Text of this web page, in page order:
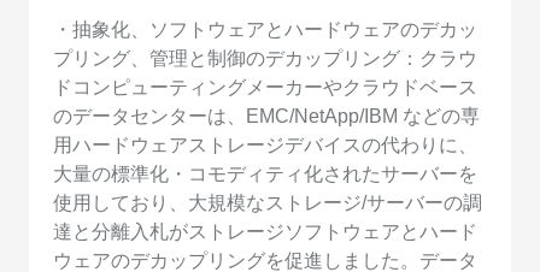
・抽象化、ソフトウェアとハードウェアのデカッ
プリング、管理と制御のデカップリング：クラウ
ドコンピューティングメーカーやクラウドベース
のデータセンターは、EMC/NetApp/IBM などの専
用ハードウェアストレージデバイスの代わりに、
大量の標準化・コモディティ化されたサーバーを
使用しており、大規模なストレージ/サーバーの調
達と分離入札がストレージソフトウェアとハード
ウェアのデカップリングを促進しました。データ